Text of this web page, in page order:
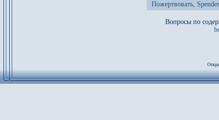
Пожертвовать,
Вопросы по